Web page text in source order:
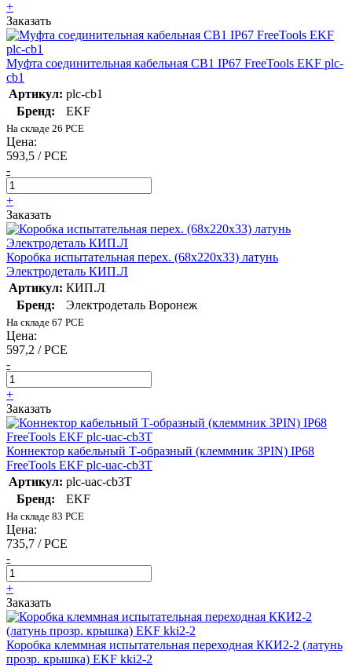
+
Заказать
Муфта соединительная кабельная CB1 IP67 FreeTools EKF plc-
cb1
Артикул: plc-cb1
Бренд:
EKF
На складе 26 PCE
Цена:
593,5 / PCE
-
+
Заказать
Коробка испытательная перех. (68х220х33) латунь
Электродеталь КИП.Л
Артикул: КИП.Л
Бренд:
Электродеталь Воронеж
На складе 67 PCE
Цена:
597,2 / PCE
-
+
Заказать
Коннектор кабельный Т-образный (клеммник 3PIN) IP68
FreeTools EKF plc-uac-cb3T
Артикул: plc-uac-cb3T
Бренд:
EKF
На складе 83 PCE
Цена:
735,7 / PCE
-
+
Заказать
Коробка клеммная испытательная переходная ККИ2-2 (латунь
прозр. крышка) EKF kki2-2